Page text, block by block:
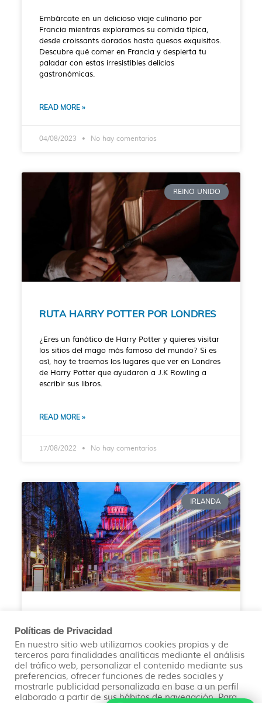
Embárcate en un delicioso viaje culinario por
Francia mientras exploramos su comida típica,
desde croissants dorados hasta quesos exquisitos.
Descubre qué comer en Francia y despierta tu
paladar con estas irresistibles delicias
gastronómicas.
READ MORE »
04/08/2023 No hay comentarios
REINO UNIDO
RUTA HARRY POTTER POR LONDRES
¿Eres un fanático de Harry Potter y quieres visitar
los sitios del mago más famoso del mundo? Si es
así, hoy te traemos los lugares que ver en Londres
de Harry Potter que ayudaron a J.K Rowling a
escribir sus libros.
READ MORE »
17/08/2022 No hay comentarios
IRLANDA
Descubre Belfast: Historia, cultura, naturaleza y
entretenimiento te esperan. Planifica tu viaje a
esta joya de Irlanda del Norte.
Políticas de Privacidad
En nuestro sitio web utilizamos cookies propias y de
terceros para finalidades analíticas mediante el análisis
del tráfico web, personalizar el contenido mediante sus
preferencias, ofrecer funciones de redes sociales y
mostrarle publicidad personalizada en base a un perfil
elaborado a partir de sus hábitos de navegación. Para